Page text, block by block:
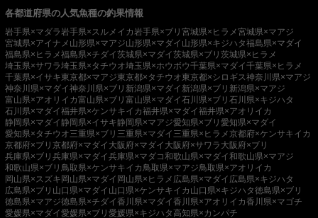
各都道府県の人気魚種の釣果情報
岩手県×マダラ岩手県×スルメイカ岩手県×ブリ 宮城県×ヒラメ宮城県×マアジ
宮城県×アイナメ 山形県×マアジ山形県×マダイ 山形県×キジハタ福島県×マダイ
福島県×ヒラメ福島県×チダイ茨城県×マダイ茨城県×ブリ 茨城県×ヒラメ
埼玉県×サワラ埼玉県×タチウオ埼玉県×ホウボウ千葉県×マダイ千葉県×ヒラメ
千葉県×イサキ東京都×マアジ東京都×タチウオ東京都×シロギス神奈川県×マアジ
神奈川県×マダイ神奈川県×ブリ 新潟県×マダイ 新潟県×ブリ 新潟県×マアジ
富山県×アオリイカ富山県×ブリ 富山県×マダイ石川県×ブリ 石川県×キジハタ
石川県×マダイ福井県×ケンサキイカ福井県×マダイ福井県×アオリイカ
静岡県×マダイ 静岡県×イサキ静岡県×マアジ愛知県×ブリ 愛知県×マダイ
愛知県×タチウオ三重県×ブリ 三重県×マダイ 三重県×ヒラメ京都府×ケンサキイカ
京都府×ブリ 京都府×マダイ 大阪府×マダイ 大阪府×サワラ 大阪府×ブリ
兵庫県×ブリ 兵庫県×マダイ兵庫県×マダコ和歌山県×マダイ和歌山県×マアジ
和歌山県×ブリ 鳥取県×ケンサキイカ鳥取県×マアジ鳥取県×アオリイカ
岡山県×スズキ 岡山県×マダイ 岡山県×ヒラメ 広島県×マダイ 広島県×キジハタ
広島県×ブリ 山口県×マダイ 山口県×ケンサキイカ 山口県×キジハタ徳島県×ブリ
徳島県×マアジ徳島県×チダイ香川県×マダイ香川県×アオリイカ香川県×マゴチ
愛媛県×マダイ愛媛県×ブリ 愛媛県×キジハタ高知県×カンパチ